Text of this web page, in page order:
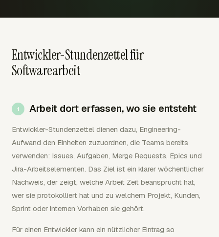
Entwickler-Stundenzettel für
Softwarearbeit
Arbeit dort erfassen, wo sie entsteht
Entwickler-Stundenzettel dienen dazu, Engineering-
Aufwand den Einheiten zuzuordnen, die Teams bereits
verwenden: Issues, Aufgaben, Merge Requests, Epics und
Jira-Arbeitselementen. Das Ziel ist ein klarer wöchentlicher
Nachweis, der zeigt, welche Arbeit Zeit beansprucht hat,
wer sie protokolliert hat und zu welchem Projekt, Kunden,
Sprint oder internen Vorhaben sie gehört.
Für einen Entwickler kann ein nützlicher Eintrag so